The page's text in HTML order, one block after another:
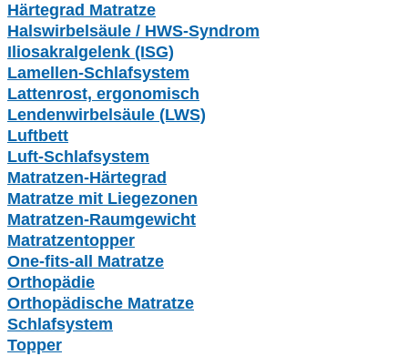
Härtegrad Matratze
Halswirbelsäule / HWS-Syndrom
Iliosakralgelenk (ISG)
Lamellen-Schlafsystem
Lattenrost, ergonomisch
Lendenwirbelsäule (LWS)
Luftbett
Luft-Schlafsystem
Matratzen-Härtegrad
Matratze mit Liegezonen
Matratzen-Raumgewicht
Matratzentopper
One-fits-all Matratze
Orthopädie
Orthopädische Matratze
Schlafsystem
Topper